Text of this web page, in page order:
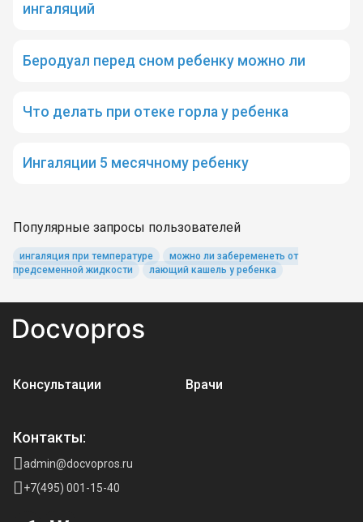
ингаляций
Беродуал перед сном ребенку можно ли
Что делать при отеке горла у ребенка
Ингаляции 5 месячному ребенку
Популярные запросы пользователей
ингаляция при температуре
можно ли забеременеть от
предсеменной жидкости
лающий кашель у ребенка
Консультации Врачи
Контакты:
admin@docvopros.ru
+7(495) 001-15-40